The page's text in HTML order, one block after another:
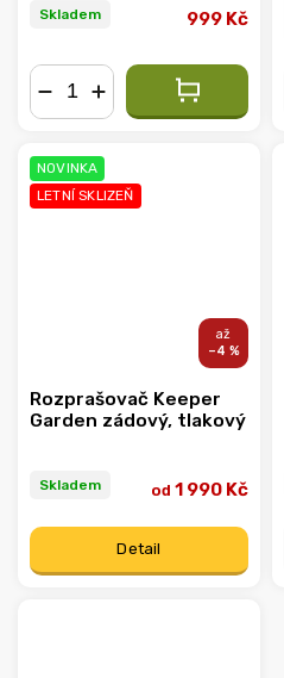
Skladem 999 Kč
NOVINKA
LETNÍ SKLIZEŇ
–4 %
Rozprašovač Keeper
Garden zádový, tlakový
Skladem od 1 990 Kč
Detail